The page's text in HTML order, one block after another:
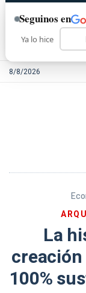
8/8/2026
La
100%
Seguinos en
Ya lo hice